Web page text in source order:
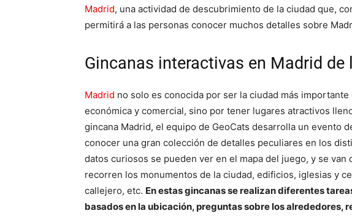
Madrid, una actividad de descubrimiento de la ciudad que,
permitirá a las personas conocer muchos detalles sobre
Gincanas interactivas en Madrid de
Madrid no solo es conocida por ser la ciudad más
económica y comercial, sino por tener lugares atractivos
gincana Madrid, el equipo de GeoCats desarrolla un evento
conocer una gran colección de detalles peculiares en los
datos curiosos se pueden ver en el mapa del juego, y se van
recorren los monumentos de la ciudad, edificios, iglesias y
callejero, etc. En estas gincanas se realizan diferentes
basados en la ubicación, preguntas sobre los alrededores,